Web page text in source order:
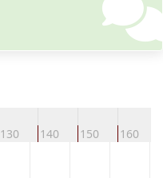
130 140 150 160